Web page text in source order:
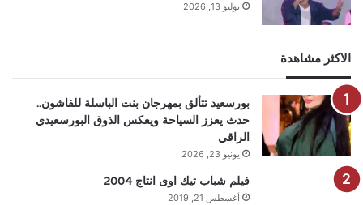
يوليو 13, 2026
الاكثر مشاهدة
بورسعيد تتألق بمهرجان بنت الباسلة للفاشون..
حدث يعزز السياحة ويعكس الذوق البورسعيدي
الراقي
يونيو 23, 2026
فيلم شباب تيك اوى انتاج 2004
أغسطس 21, 2019